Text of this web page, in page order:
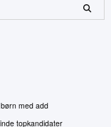
med add
topkandidater